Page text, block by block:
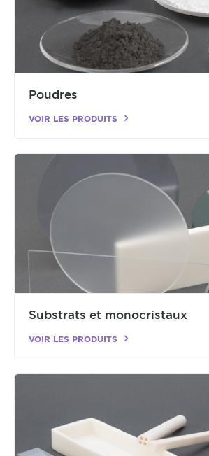
Poudres
VOIR LES PRODUITS
Substrats et monocristaux
VOIR LES PRODUITS